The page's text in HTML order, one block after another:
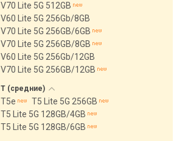
V70 Lite 5G 512GB
V60 Lite 5G 256Gb/8GB
V70 Lite 5G 256GB/6GB
V70 Lite 5G 256GB/8GB
V60 Lite 5G 256Gb/12GB
V70 Lite 5G 256GB/12GB
T (средние)
T5e
T5 Lite 5G 256GB
T5 Lite 5G 128GB/4GB
T5 Lite 5G 128GB/6GB